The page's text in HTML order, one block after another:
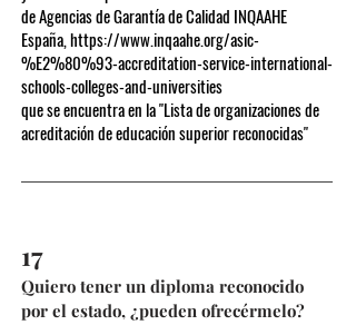
de Agencias de Garantía de Calidad INQAAHE
España,https://www.inqaahe.org/asic-
%E2%80%93-accreditation-service-international-
schools-colleges-and-universities
que se encuentra en la "Lista de organizaciones de
acreditación de educación superior reconocidas"
17
Quiero tener un diploma reconocido
por el estado, ¿pueden ofrecérmelo?